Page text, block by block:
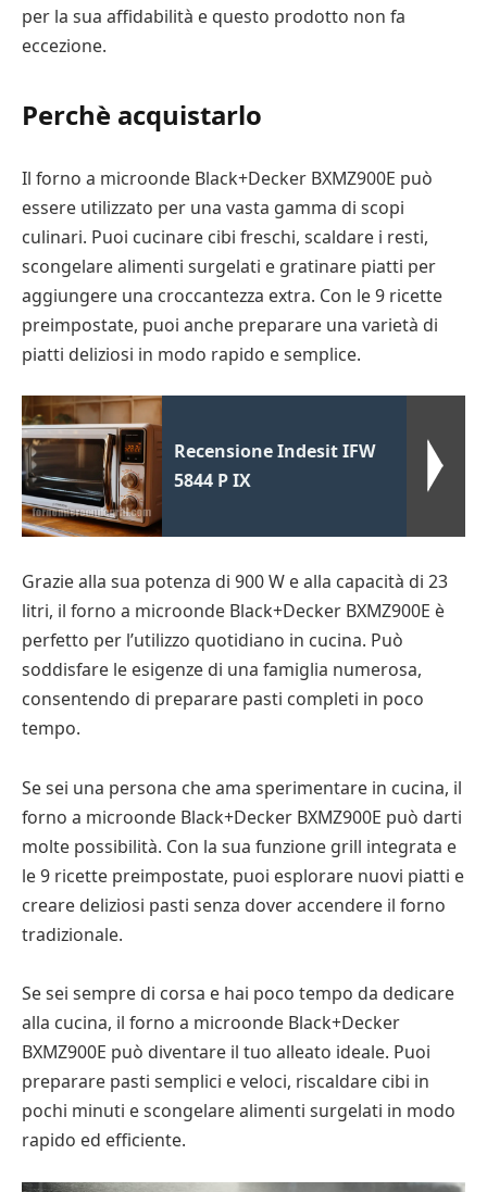
per la sua affidabilità e questo prodotto non fa
eccezione.
Perchè acquistarlo
Il forno a microonde Black+Decker BXMZ900E può
essere utilizzato per una vasta gamma di scopi
culinari. Puoi cucinare cibi freschi, scaldare i resti,
scongelare alimenti surgelati e gratinare piatti per
aggiungere una croccantezza extra. Con le 9 ricette
preimpostate, puoi anche preparare una varietà di
piatti deliziosi in modo rapido e semplice.
Recensione Indesit IFW
5844 P IX
Grazie alla sua potenza di 900 W e alla capacità di 23
litri, il forno a microonde Black+Decker BXMZ900E è
perfetto per l’utilizzo quotidiano in cucina. Può
soddisfare le esigenze di una famiglia numerosa,
consentendo di preparare pasti completi in poco
tempo.
Se sei una persona che ama sperimentare in cucina, il
forno a microonde Black+Decker BXMZ900E può darti
molte possibilità. Con la sua funzione grill integrata e
le 9 ricette preimpostate, puoi esplorare nuovi piatti e
creare deliziosi pasti senza dover accendere il forno
tradizionale.
Se sei sempre di corsa e hai poco tempo da dedicare
alla cucina, il forno a microonde Black+Decker
BXMZ900E può diventare il tuo alleato ideale. Puoi
preparare pasti semplici e veloci, riscaldare cibi in
pochi minuti e scongelare alimenti surgelati in modo
rapido ed efficiente.